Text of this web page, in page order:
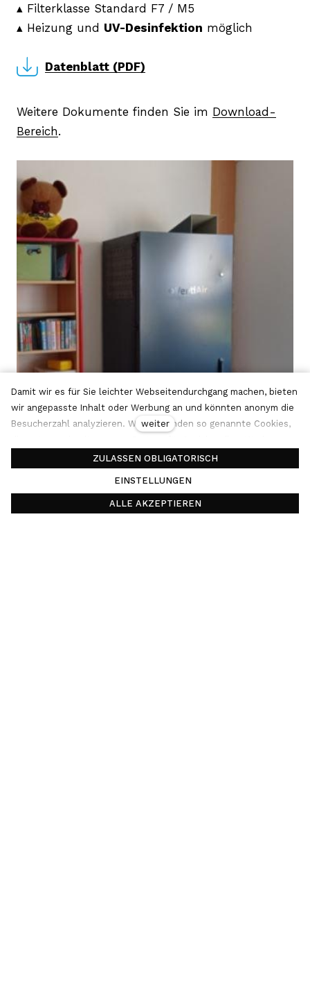
▴ Filterklasse Standard F7 / M5
▴ Heizung und UV-Desinfektion möglich
Datenblatt (PDF)
Weitere Dokumente finden Sie im Download-
Bereich.
Damit wir es für Sie leichter Webseitendurchgang machen, bieten
wir angepasste Inhalt oder Werbung an und könnten anonym die
Besucherzahl analyzieren. Wir verwenden so genannte Cookies,
Mehr Informationen
weiter
ZULASSEN OBLIGATORISCH
EINSTELLUNGEN
ALLE AKZEPTIEREN